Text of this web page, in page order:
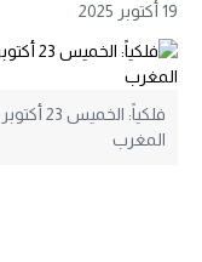
19 أكتوبر 2025
المغرب